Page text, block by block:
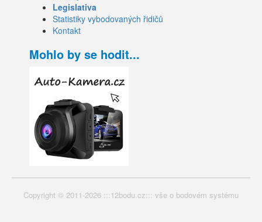
Legislativa
Statistiky vybodovaných řidičů
Kontakt
Mohlo by se hodit...
Copyright © 2011-2026 :::12bodu.cz::: vše o bodovém systému